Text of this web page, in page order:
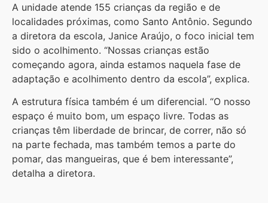
A unidade atende 155 crianças da região e de
localidades próximas, como Santo Antônio. Segundo
a diretora da escola, Janice Araújo, o foco inicial tem
sido o acolhimento. “Nossas crianças estão
começando agora, ainda estamos naquela fase de
adaptação e acolhimento dentro da escola”, explica.
A estrutura física também é um diferencial. “O nosso
espaço é muito bom, um espaço livre. Todas as
crianças têm liberdade de brincar, de correr, não só
na parte fechada, mas também temos a parte do
pomar, das mangueiras, que é bem interessante”,
detalha a diretora.